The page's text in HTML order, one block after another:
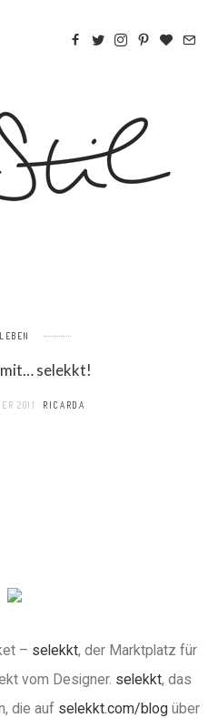
LEBEN
selekkt!
2011 RICARDA
– selekkt, der Marktplatz für
vom Designer. selekkt, das
die auf selekkt.com/blog über